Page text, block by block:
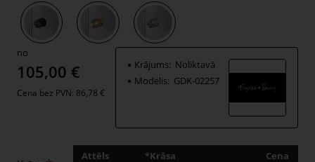
no
105,00 €
Cena bez PVN: 86,78 €
Krājums: Noliktavā
Modelis: GDK-02257
Attēls *Krāsa Cena